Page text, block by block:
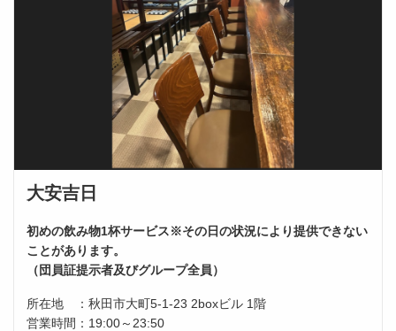
大安吉日
初めの飲み物1杯サービス※その日の状況により提供できない
ことがあります。
（団員証提示者及びグループ全員）
所在地 ：秋田市大町5-1-23 2boxビル 1階
営業時間：19:00～23:50